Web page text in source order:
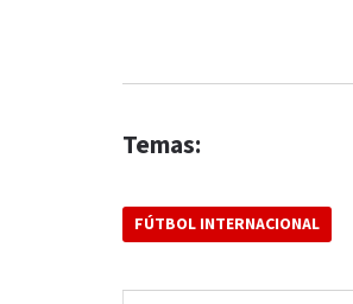
Temas:
FÚTBOL INTERNACIONAL